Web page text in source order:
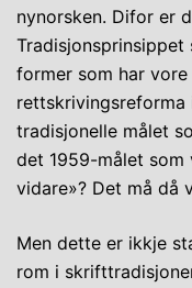
nynorsken. Difor er
former som har
rettskrivingsreforma
tradisjonelle målet
det 1959-målet som
vidare»? Det må då
Men dette er ikkje
rom i